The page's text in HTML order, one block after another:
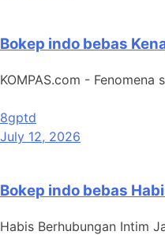
Bokep indo bebas
KOMPAS.com -
8gptd
July 12, 2026
Bokep indo bebas
Habis Berhubungan Intim